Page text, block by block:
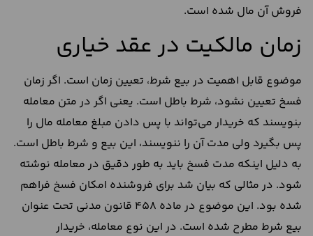
فروش آن مال شده ‌است.
زمان مالکیت در عقد خیاری
موضوع قابل اهمیت در بیع شرط، تعیین زمان است. اگر زمان
فسخ تعیین نشود، شرط باطل است. یعنی اگر در متن معامله
بنویسند که خریدار می‌تواند با پس دادن مبلغ معامله مال را
پس بگیرد ولی مدت آن را ننویسند، این بیع و شرط باطل است.
به دلیل اینکه مدت فسخ باید به‌ طور دقیق در معامله نوشته
شود. در مثالی که بیان شد برای فروشنده امکان فسخ فراهم
شده بود. این موضوع در ماده 458 قانون مدنی تحت عنوان
بیع شرط مطرح شده است. در این نوع معامله، خریدار